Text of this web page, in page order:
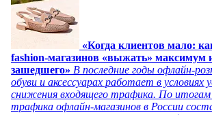
«Когда клиентов мало:
fashion-магазинов «выжать» максимум
зашедшего» В последние годы офлайн-
обуви и аксессуарах работает в условиях
снижения входящего трафика. По итогам
трафика офлайн-магазинов в России